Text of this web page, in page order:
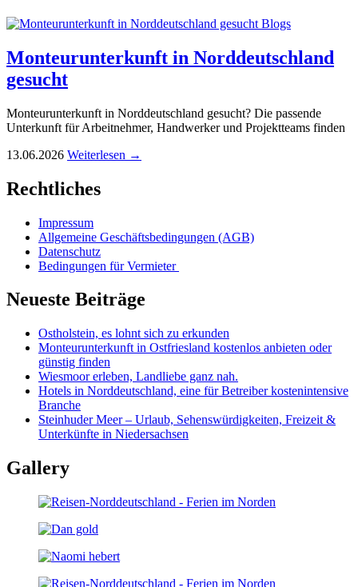
Blogs
Monteurunterkunft in Norddeutschland
gesucht
Monteurunterkunft in Norddeutschland gesucht? Die passende
Unterkunft für Arbeitnehmer, Handwerker und Projektteams finden
13.06.2026 Weiterlesen →
Rechtliches
Impressum
Allgemeine Geschäftsbedingungen (AGB)
Datenschutz
Bedingungen für Vermieter
Neueste Beiträge
Ostholstein, es lohnt sich zu erkunden
Monteurunterkunft in Ostfriesland kostenlos anbieten oder
günstig finden
Wiesmoor erleben, Landliebe ganz nah.
Hotels in Norddeutschland, eine für Betreiber kostenintensive
Branche
Steinhuder Meer – Urlaub, Sehenswürdigkeiten, Freizeit &
Unterkünfte in Niedersachsen
Gallery